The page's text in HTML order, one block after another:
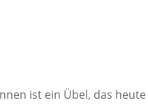
ist ein Übel, das